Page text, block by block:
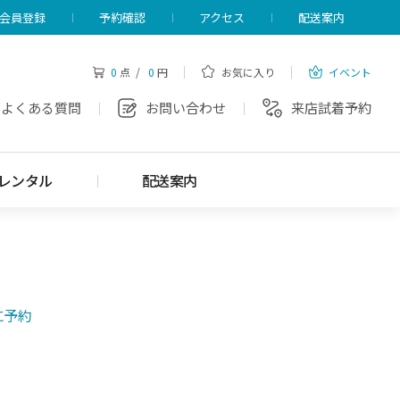
員登録 予約確認 アクセス 配送案内
0 点 / 0 円 お気に入り イベント
よくある質問 お問い合わせ 来店試着予約
ンタル 配送案内
約